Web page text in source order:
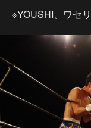
※YOUSHI、ワセ